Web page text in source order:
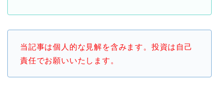
当記事は個人的な見解を含みます。投資は自己
責任でお願いいたします。